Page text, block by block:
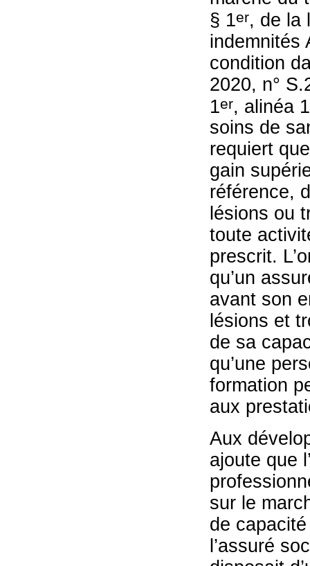
§ 1er, de la
indemnités
condition
2020, n°
1er, alinéa 1
soins de
requiert
gain
référence,
lésions ou
toute
prescrit.
qu’un
avant son
lésions et
de sa
qu’une
formation
aux
Aux
ajoute que
sur le
de
l’assuré